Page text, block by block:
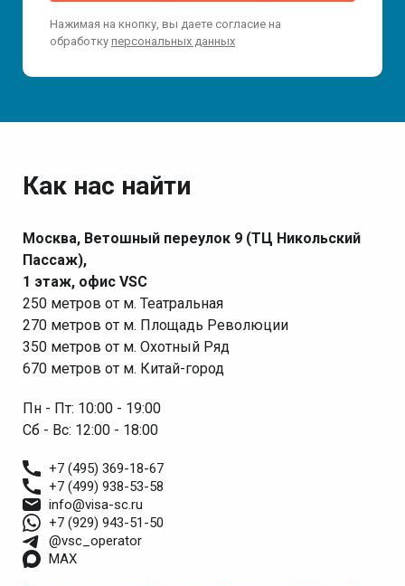
Нажимая на кнопку, вы даете согласие на
обработку персональных данных
Как нас найти
Москва, Ветошный переулок 9 (ТЦ Никольский
Пассаж),
1 этаж, офис VSC
250 метров от м. Театральная
270 метров от м. Площадь Революции
350 метров от м. Охотный Ряд
670 метров от м. Китай-город
Пн - Пт: 10:00 - 19:00
Сб - Вс: 12:00 - 18:00
+7 (495) 369-18-67
+7 (499) 938-53-58
info@visa-sc.ru
+7 (929) 943-51-50
@vsc_operator
MAX